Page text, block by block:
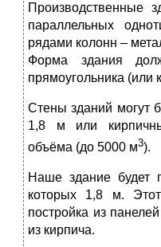
Производственные
параллельных
рядами колонн –
Форма здания
прямоугольника (или
Стены зданий могут
1,8 м или
объёма (до 5000 м3).
Наше здание будет
которых 1,8 м.
постройка из
из кирпича.